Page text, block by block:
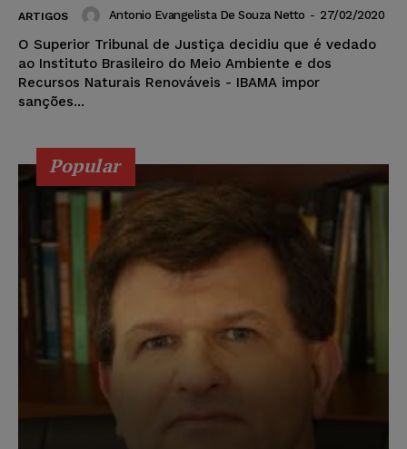
ARTIGOS Antonio Evangelista De Souza Netto - 27/02/2020
O Superior Tribunal de Justiça decidiu que é vedado
ao Instituto Brasileiro do Meio Ambiente e dos
Recursos Naturais Renováveis - IBAMA impor
sanções...
Popular